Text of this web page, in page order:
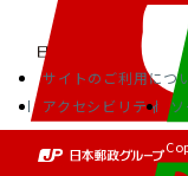
サイトのご利用につ
アクセシビリティ